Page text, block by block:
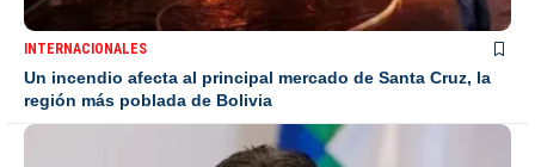
INTERNACIONALES
Un incendio afecta al principal mercado de Santa Cruz, la
región más poblada de Bolivia